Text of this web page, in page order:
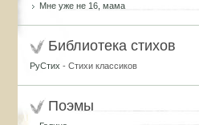
Мне уже не 16, мама
Библиотека стихов
РуСтих - Стихи классиков
Поэмы